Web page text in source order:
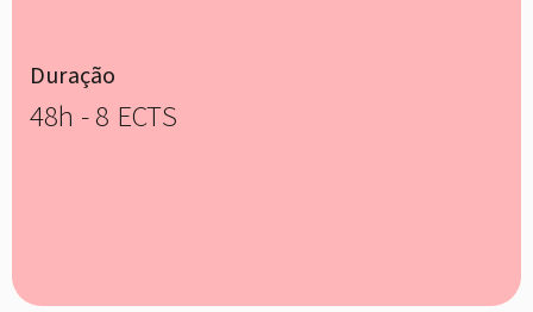
Duração
48h - 8 ECTS